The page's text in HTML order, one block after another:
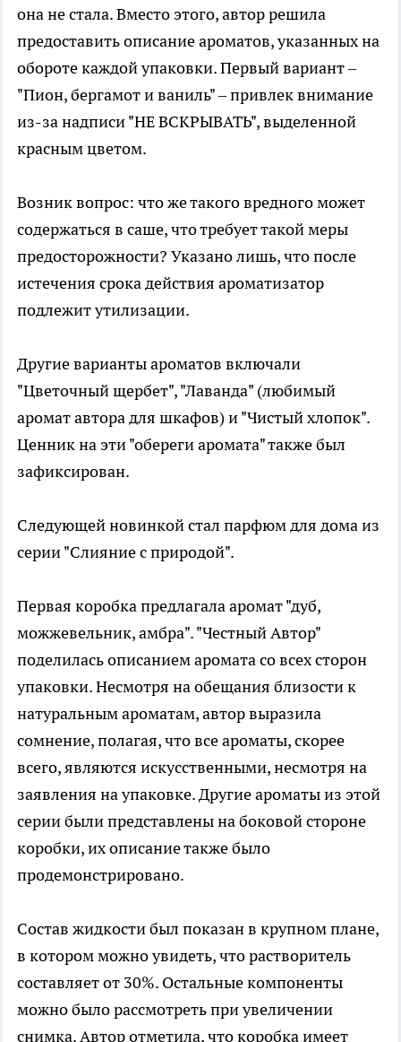
она не стала. Вместо этого, автор решила
предоставить описание ароматов, указанных на
обороте каждой упаковки. Первый вариант –
"Пион, бергамот и ваниль" – привлек внимание
из-за надписи "НЕ ВСКРЫВАТЬ", выделенной
красным цветом.
Возник вопрос: что же такого вредного может
содержаться в саше, что требует такой меры
предосторожности? Указано лишь, что после
истечения срока действия ароматизатор
подлежит утилизации.
Другие варианты ароматов включали
"Цветочный щербет", "Лаванда" (любимый
аромат автора для шкафов) и "Чистый хлопок".
Ценник на эти "обереги аромата" также был
зафиксирован.
Следующей новинкой стал парфюм для дома из
серии "Слияние с природой".
Первая коробка предлагала аромат "дуб,
можжевельник, амбра". "Честный Автор"
поделилась описанием аромата со всех сторон
упаковки. Несмотря на обещания близости к
натуральным ароматам, автор выразила
сомнение, полагая, что все ароматы, скорее
всего, являются искусственными, несмотря на
заявления на упаковке. Другие ароматы из этой
серии были представлены на боковой стороне
коробки, их описание также было
продемонстрировано.
Состав жидкости был показан в крупном плане,
в котором можно увидеть, что растворитель
составляет от 30%. Остальные компоненты
можно было рассмотреть при увеличении
снимка. Автор отметила, что коробка имеет